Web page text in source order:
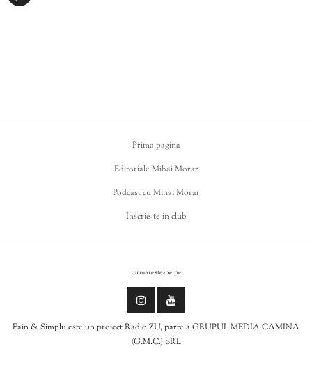
Prima pagina
Editoriale Mihai Morar
Podcast cu Mihai Morar
Înscrie-te in club
Urmareste-ne pe
Fain & Simplu este un proiect Radio ZU, parte a GRUPUL MEDIA CAMINA
(G.M.C.) SRL